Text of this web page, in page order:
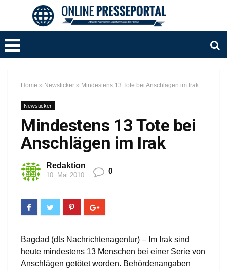
Home » Newsticker » Mindestens 13 Tote bei Anschlägen im Irak
Newsticker
Mindestens 13 Tote bei
Anschlägen im Irak
Redaktion
10. Mai 2010 0
Bagdad (dts Nachrichtenagentur) – Im Irak sind
heute mindestens 13 Menschen bei einer Serie von
Anschlägen getötet worden. Behördenangaben